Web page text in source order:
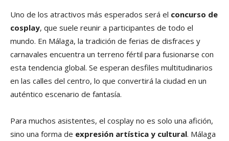
Uno de los atractivos más esperados será el concurso de
cosplay, que suele reunir a participantes de todo el
mundo. En Málaga, la tradición de ferias de disfraces y
carnavales encuentra un terreno fértil para fusionarse con
esta tendencia global. Se esperan desfiles multitudinarios
en las calles del centro, lo que convertirá la ciudad en un
auténtico escenario de fantasía.
Para muchos asistentes, el cosplay no es solo una afición,
sino una forma de expresión artística y cultural. Málaga